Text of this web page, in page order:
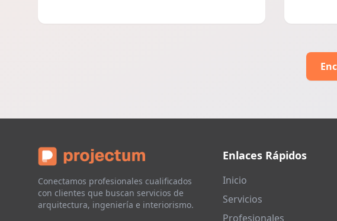
Conectamos profesionales cualificados
con clientes que buscan servicios de
arquitectura, ingeniería e interiorismo.
Enlaces Rápidos
Inicio
Servicios
Profesionales